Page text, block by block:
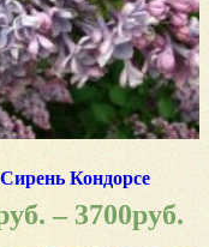
Сирень Кондорсе
–3700руб.